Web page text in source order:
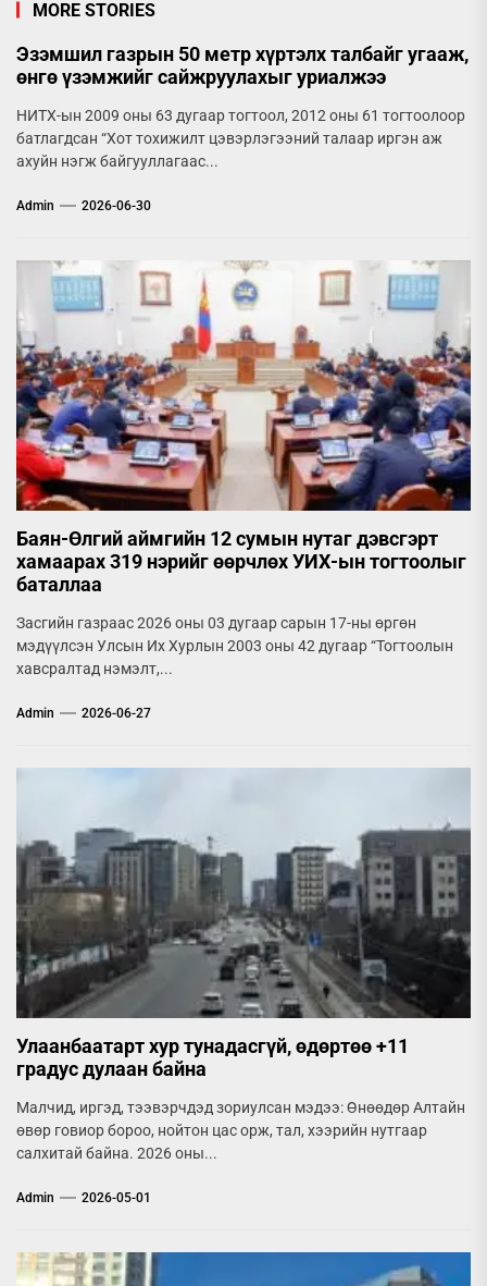
MORE STORIES
Эзэмшил газрын 50 метр хүртэлх талбайг угааж,
өнгө үзэмжийг сайжруулахыг уриалжээ
НИТХ-ын 2009 оны 63 дугаар тогтоол, 2012 оны 61 тогтоолоор
батлагдсан “Хот тохижилт цэвэрлэгээний талаар иргэн аж
ахуйн нэгж байгууллагаас...
Admin 2026-06-30
Баян-Өлгий аймгийн 12 сумын нутаг дэвсгэрт
хамаарах 319 нэрийг өөрчлөх УИХ-ын тогтоолыг
баталлаа
Засгийн газраас 2026 оны 03 дугаар сарын 17-ны өргөн
мэдүүлсэн Улсын Их Хурлын 2003 оны 42 дугаар “Тогтоолын
хавсралтад нэмэлт,...
Admin 2026-06-27
Улаанбаатарт хур тунадасгүй, өдөртөө +11
градус дулаан байна
Малчид, иргэд, тээвэрчдэд зориулсан мэдээ: Өнөөдөр Алтайн
өвөр говиор бороо, нойтон цас орж, тал, хээрийн нутгаар
салхитай байна. 2026 оны...
Admin 2026-05-01